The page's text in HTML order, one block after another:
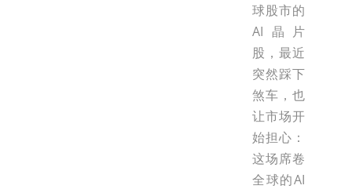
球股市的
AI晶片
股，最近
突然踩下
煞车，也
让市场开
始担心：
这场席卷
全球的AI